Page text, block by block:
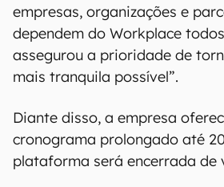
empresas, organizações e
dependem do Workplace
assegurou a prioridade de
mais tranquila possível”.
Diante disso, a empresa
cronograma prolongado até
plataforma será encerrada de